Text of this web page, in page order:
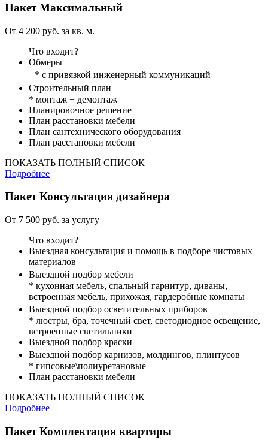
ПакетМаксимальный
От 4 200 руб. за кв. м.
Что входит?
Обмеры
* с привязкой инженерный коммуникаций
Строительный план
* монтаж + демонтаж
Планировочное решение
План расстановки мебели
План сантехнического оборудования
План расстановки мебели
ПОКАЗАТЬ ПОЛНЫЙ СПИСОК
Подробнее
ПакетКонсультация дизайнера
От 7 500 руб. за услугу
Что входит?
Выездная консультация и помощь в подборе чистовых
материалов
Выездной подбор мебели
* кухонная мебель, спальный гарнитур, диваны,
встроенная мебель, прихожая, гардеробные комнаты
Выездной подбор осветительных приборов
* люстры, бра, точечный свет, светодиодное освещение,
встроенные светильники
Выездной подбор краски
Выездной подбор карнизов, молдингов, плинтусов
* гипсовые\полиуретановые
План расстановки мебели
ПОКАЗАТЬ ПОЛНЫЙ СПИСОК
Подробнее
ПакетКомплектация квартиры